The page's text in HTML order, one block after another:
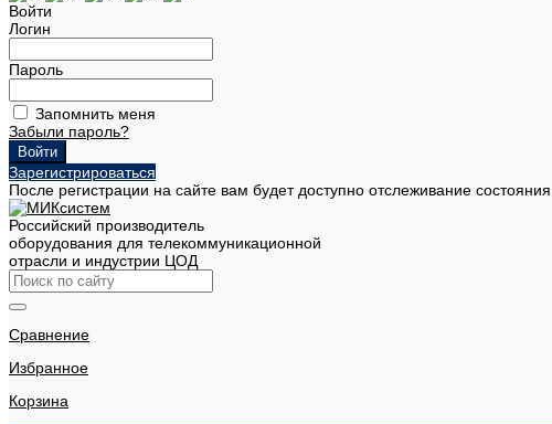
Войти
Логин
Пароль
Запомнить меня
Забыли пароль?
Зарегистрироваться
После регистрации на сайте вам будет доступно отслеживание
Российский производитель
оборудования для телекоммуникационной
отрасли и индустрии ЦОД
Сравнение
Избранное
Корзина